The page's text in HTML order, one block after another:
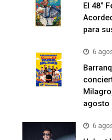
El 48°
para
6
agosto
6